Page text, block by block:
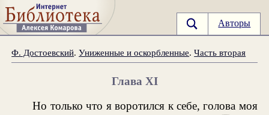
Авторы
Ф. Достоевский.Униженные и оскорбленные.Часть вторая
Глава XI
Но только что я воротился к себе, голова моя